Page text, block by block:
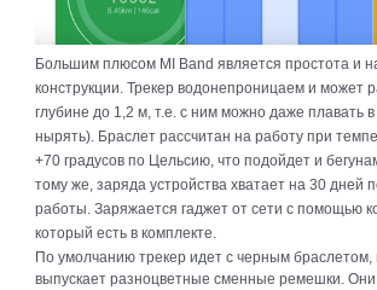
Большим плюсом MI Band является простота и
конструкции. Трекер водонепроницаем и может
глубине до 1,2 м, т.е. с ним можно даже плавать
нырять). Браслет рассчитан на работу при
+70 градусов по Цельсию, что подойдет и
тому же, заряда устройства хватает на 30 дней
работы. Заряжается гаджет от сети с помощью
который есть в комплекте.
По умолчанию трекер идет с черным браслетом,
выпускает разноцветные сменные ремешки.